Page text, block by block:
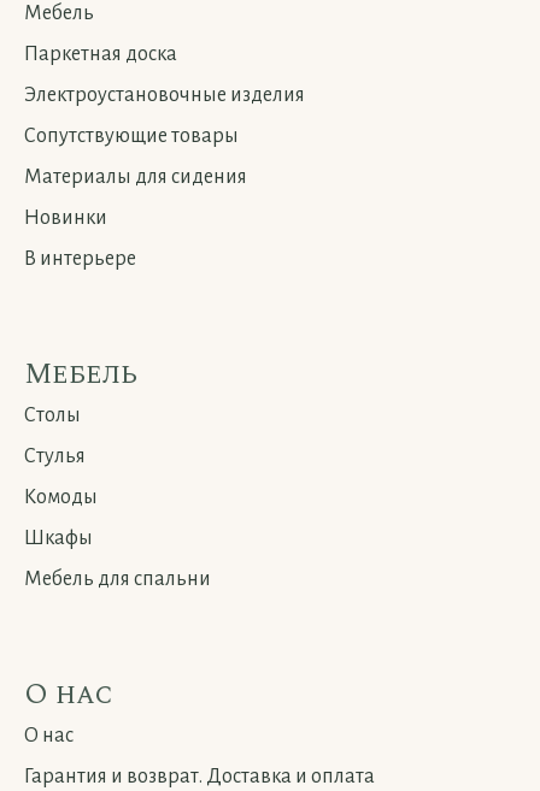
Мебель
Паркетная доска
Электроустановочные изделия
Сопутствующие товары
Материалы для сидения
Новинки
В интерьере
Мебель
Столы
Стулья
Комоды
Шкафы
Мебель для спальни
О нас
О нас
Гарантия и возврат. Доставка и оплата